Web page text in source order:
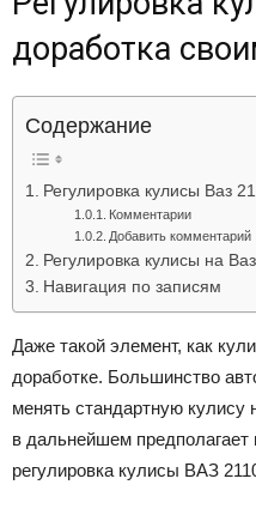
доработка
Содержание
Регулировка кулисы Ваз
Комментарии
Добавить комментарий
Регулировка кулисы на
Навигация по записям
Даже такой элемент, как
доработке. Большинство
менять стандартную кулису
в дальнейшем предполагает
регулировка кулисы ВАЗ